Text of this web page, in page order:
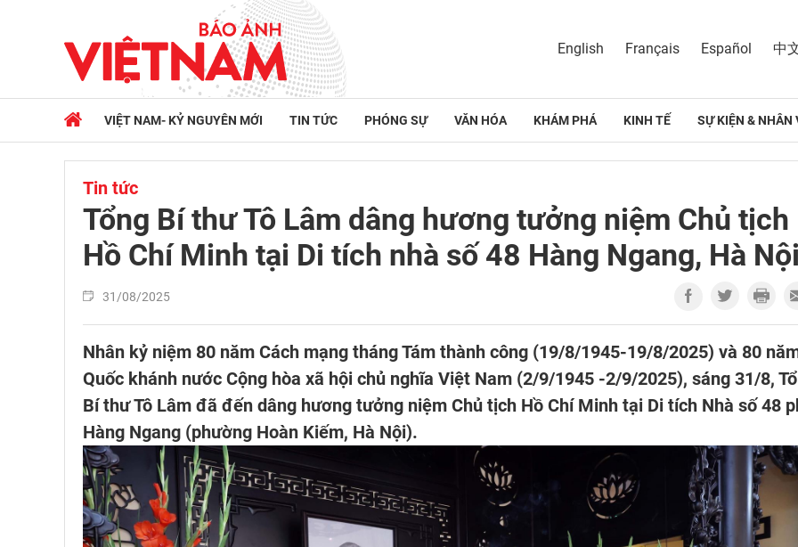
English Français Español 中
VIỆT NAM- KỶ NGUYÊN MỚI TIN TỨC PHÓNG SỰ VĂN HÓA KHÁM PHÁ KINH TẾ SỰ KIỆN & NHÂN
Tin tức
Tổng Bí thư Tô Lâm dâng hương tưởng niệm Chủ tịch
Hồ Chí Minh tại Di tích nhà số 48 Hàng Ngang, Hà
31/08/2025
Nhân kỷ niệm 80 năm Cách mạng tháng Tám thành công (19/8/1945-19/8/2025) và 80
Quốc khánh nước Cộng hòa xã hội chủ nghĩa Việt Nam (2/9/1945 -2/9/2025), sáng 31/8,
Bí thư Tô Lâm đã đến dâng hương tưởng niệm Chủ tịch Hồ Chí Minh tại Di tích Nhà số 48
Hàng Ngang (phường Hoàn Kiếm, Hà Nội).